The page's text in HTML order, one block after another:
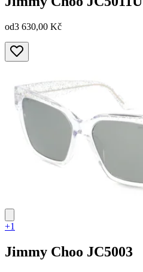
od3 630,00 Kč
+1
Jimmy Choo JC5003